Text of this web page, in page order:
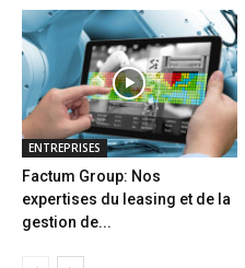
ENTREPRISES
Factum Group: Nos
expertises du leasing et de la
gestion de...